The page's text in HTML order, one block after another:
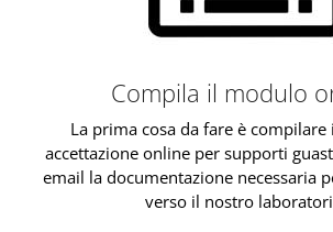
Compila il modulo
La prima cosa da fare è
accettazione online per supporti
email la documentazione necessaria
verso il nostro